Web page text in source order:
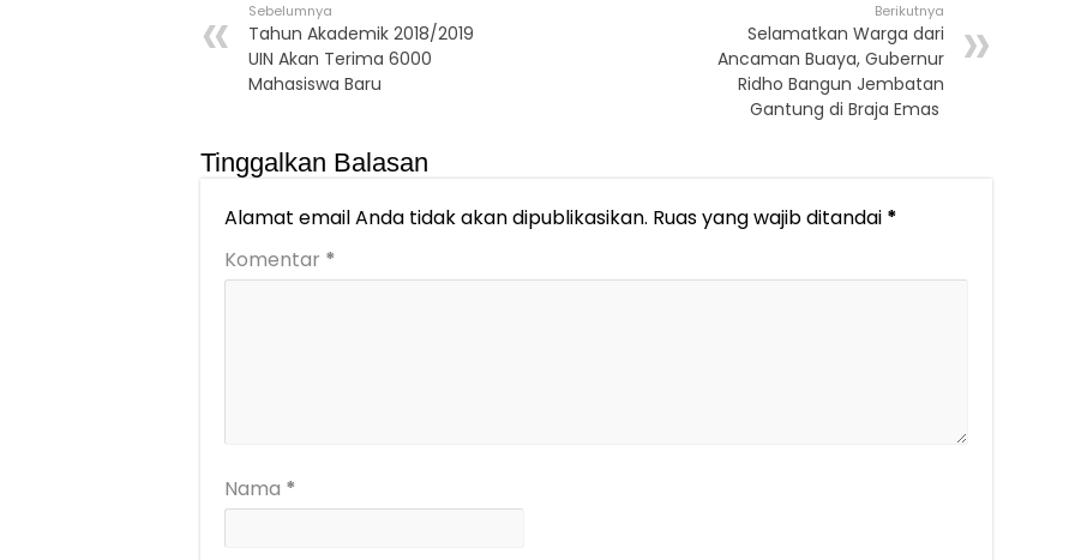
Sebelumnya
Tahun Akademik 2018/2019
UIN Akan Terima 6000
Mahasiswa Baru
Berikutnya
Selamatkan Warga dari
Ancaman Buaya, Gubernur
Ridho Bangun Jembatan
Gantung di Braja Emas
Tinggalkan Balasan
Alamat email Anda tidak akan dipublikasikan. Ruas yang wajib ditandai *
Komentar *
Nama *